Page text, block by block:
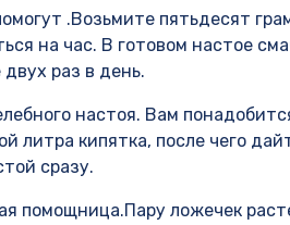
.Возьмите пятьдесят
на час. В готовом настое
раз в день.
настоя. Вам
литра кипятка, после чего
сразу.
помощница.Пару ложечек